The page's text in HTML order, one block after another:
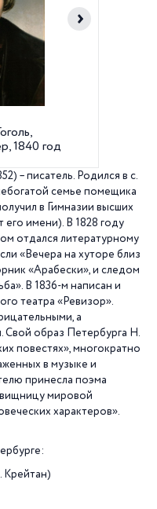
1840 год
– писатель. Родился в с.
семье помещика
в Гимназии высших
его имени). В 1828 году
отдался литературному
«Вечера на хуторе близ
«Арабески», и следом
В 1836-м написан и
театра «Ревизор».
а
Свой образ Петербурга Н.
повестях», многократно
в музыке и
принесла поэма
мировой
характеров».
Крейтан)